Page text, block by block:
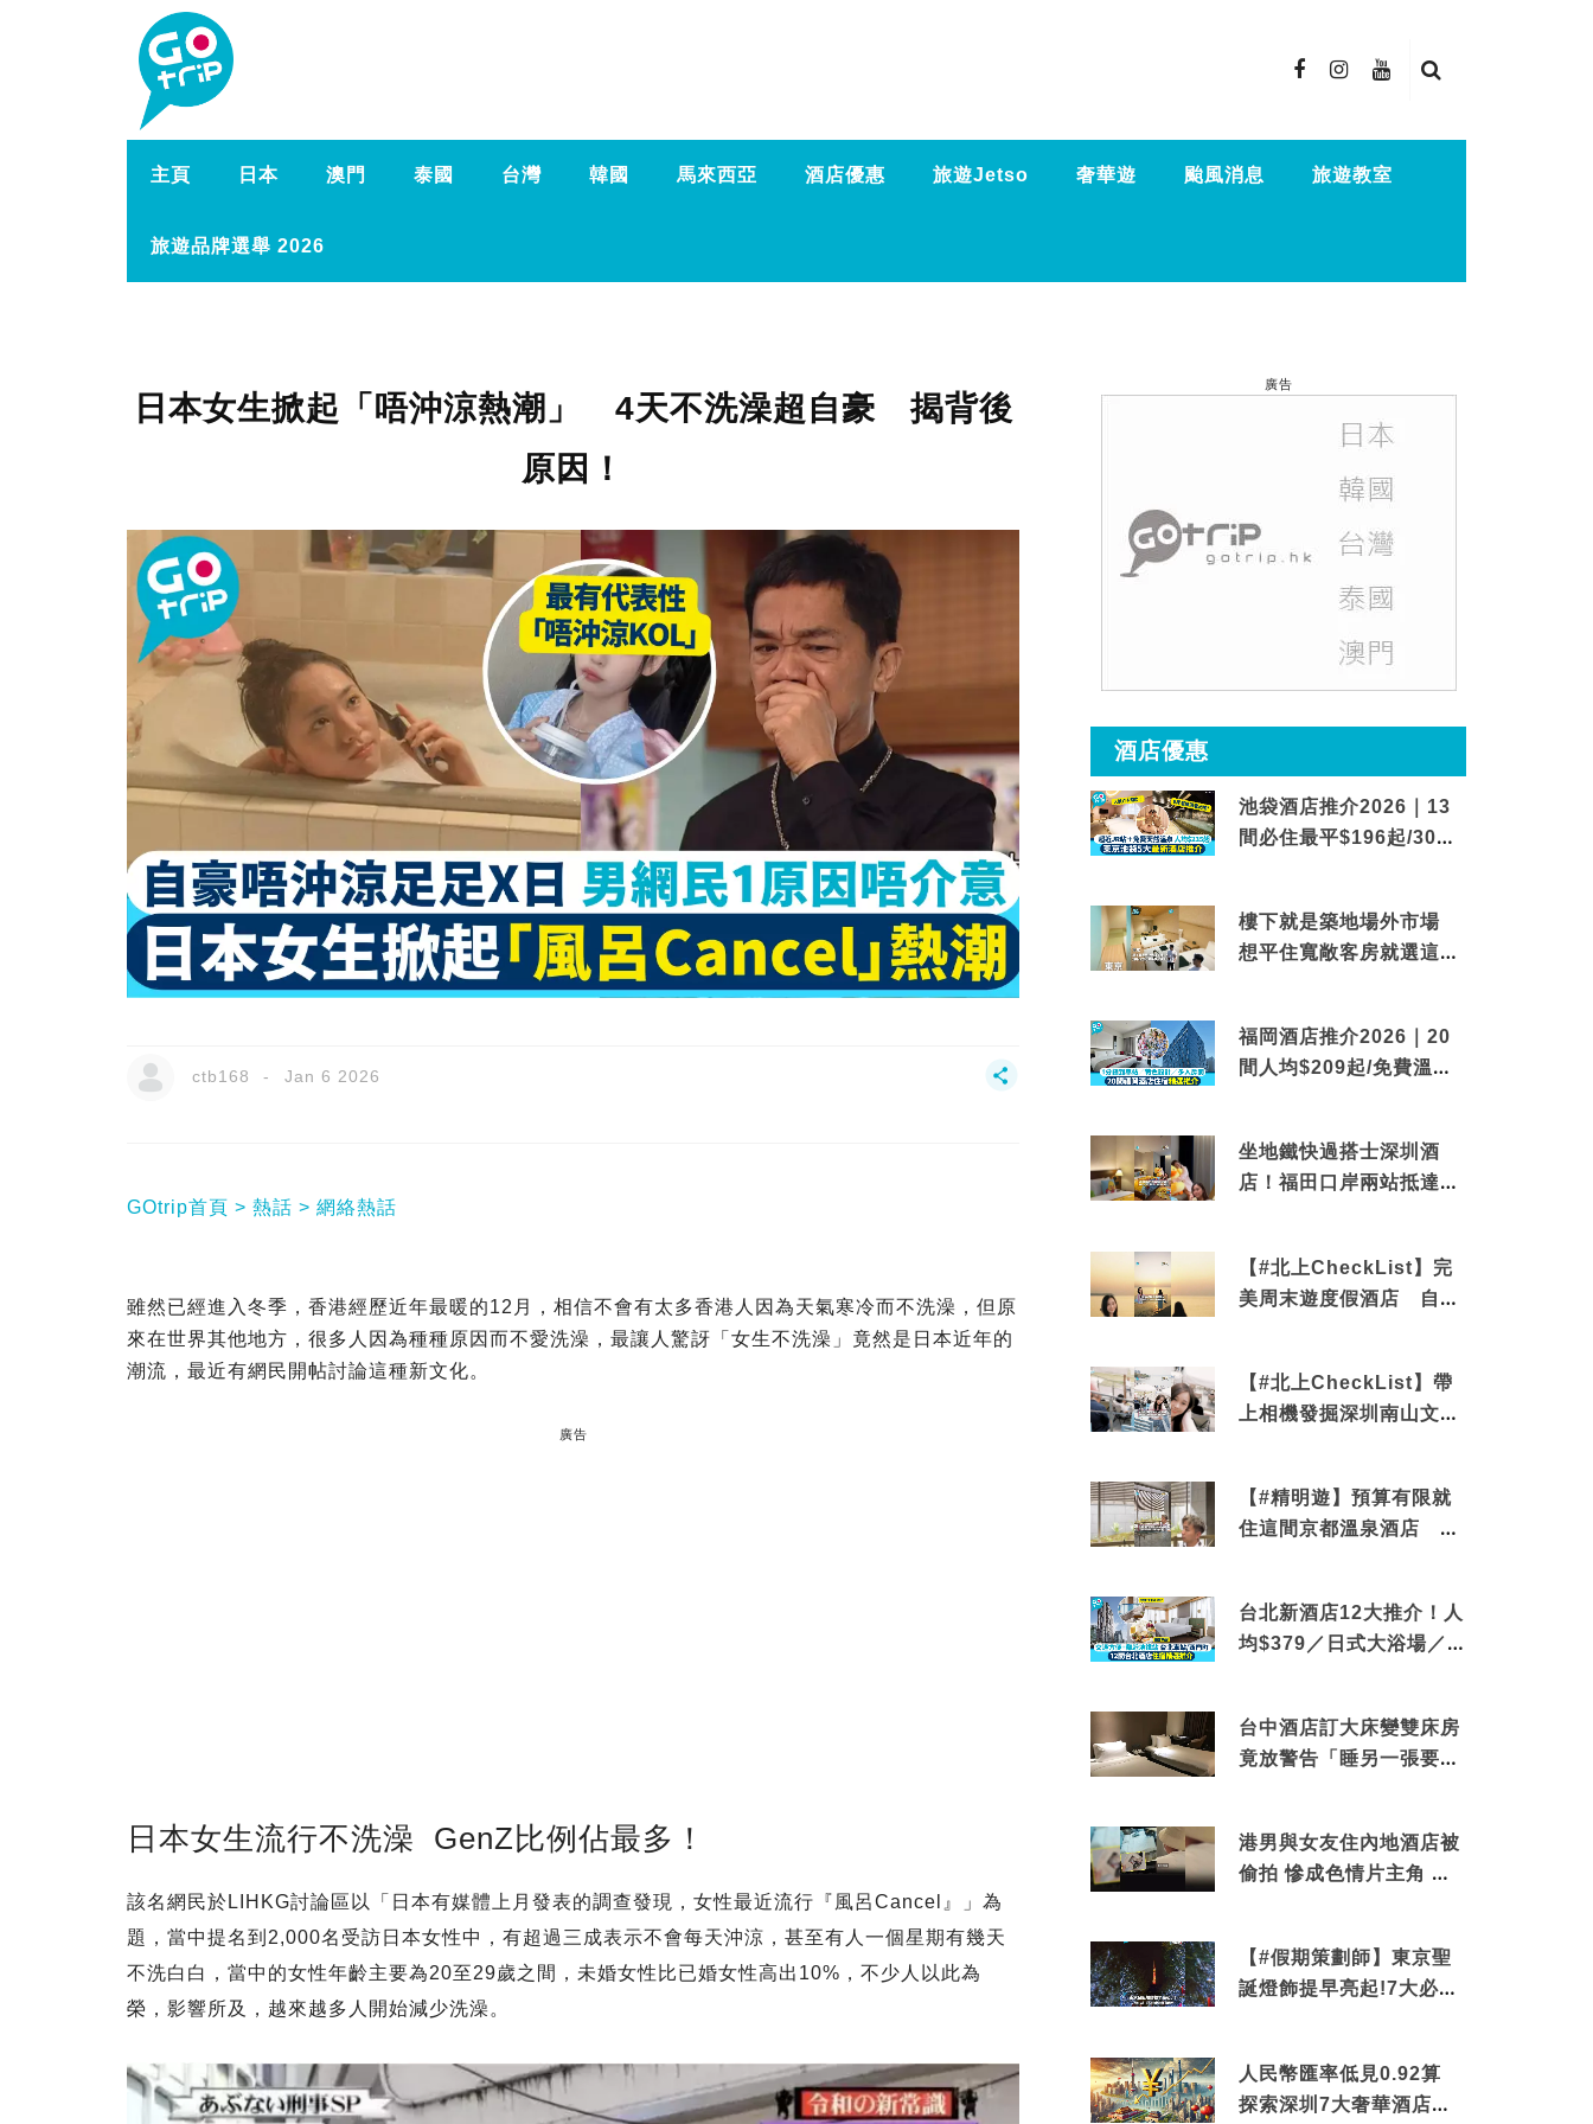
主頁 日本 澳門 泰國 台灣 韓國 馬來西亞 酒店優惠 旅遊Jetso 奢華遊 颱風消息 旅遊教室
旅遊品牌選舉 2026
日本女生掀起「唔沖涼熱潮」 4天不洗澡超自豪 揭背後
原因！
ctb168 Jan 6 2026
GOtrip首頁 熱話 網絡熱話
雖然已經進入冬季，香港經歷近年最暖的12月，相信不會有太多香港人因為天氣寒冷而不洗澡，但原
來在世界其他地方，很多人因為種種原因而不愛洗澡，最讓人驚訝「女生不洗澡」竟然是日本近年的
潮流，最近有網民開帖討論這種新文化。
廣告
日本女生流行不洗澡 GenZ比例佔最多！
該名網民於LIHKG討論區以「日本有媒體上月發表的調查發現，女性最近流行『風呂Cancel』」為
題，當中提名到2,000名受訪日本女性中，有超過三成表示不會每天沖涼，甚至有人一個星期有幾天
不洗白白，當中的女性年齡主要為20至29歲之間，未婚女性比已婚女性高出10%，不少人以此為
榮，影響所及，越來越多人開始減少洗澡。
廣告
酒店優惠
池袋酒店推介2026｜13
間必住最平$196起/30秒
樓下就是築地場外市場
想平住寬敞客房就選這間
福岡酒店推介2026｜20
間人均$209起/免費溫泉/
坐地鐵快過搭士深圳酒
店！福田口岸兩站抵達
【#北上CheckList】完
美周末遊度假酒店 自帶
【#北上CheckList】帶
上相機發掘深圳南山文藝
【#精明遊】預算有限就
住這間京都溫泉酒店 車
台北新酒店12大推介！人
均$379／日式大浴場／1
台中酒店訂大床變雙床房
竟放警告「睡另一張要加
港男與女友住內地酒店被
偷拍 慘成色情片主角 鏡
【#假期策劃師】東京聖
誕燈飾提早亮起!7大必去
人民幣匯率低見0.92算
探索深圳7大奢華酒店體